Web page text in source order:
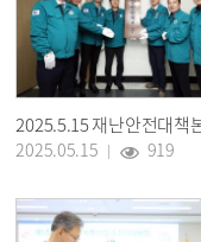
2025.05.15
919